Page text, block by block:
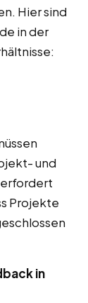
Hier sind
in der
und
Projekte
in